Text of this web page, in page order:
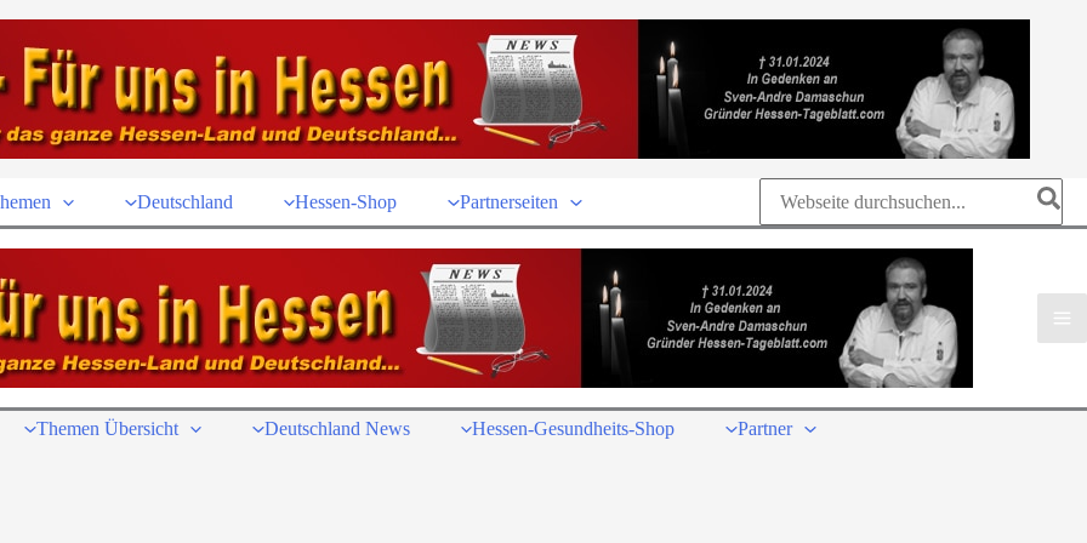
Deutschland Hessen-Shop Partnerseiten
Search
for:
Themen Übersicht Deutschland News Hessen-Gesundheits-Shop
Partner